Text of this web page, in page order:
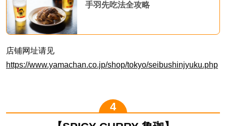
手羽先吃法全攻略
店铺网址请见
https://www.yamachan.co.jp/shop/tokyo/seibushinjyuku.php